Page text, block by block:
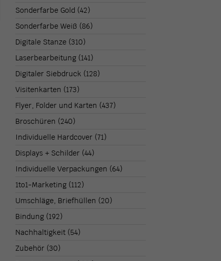
Sonderfarbe Gold (42)
Sonderfarbe Weiß (86)
Digitale Stanze (310)
Laserbearbeitung (141)
Digitaler Siebdruck (128)
Visitenkarten (173)
Flyer, Folder und Karten (437)
Broschüren (240)
Individuelle Hardcover (71)
Displays + Schilder (44)
Individuelle Verpackungen (64)
1to1-Marketing (112)
Umschläge, Briefhüllen (20)
Bindung (192)
Nachhaltigkeit (54)
Zubehör (30)